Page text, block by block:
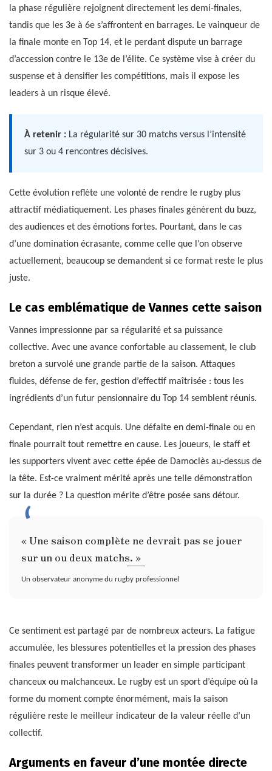
la phase régulière rejoignent directement les demi-finales,
tandis que les 3e à 6e s’affrontent en barrages. Le vainqueur de
la finale monte en Top 14, et le perdant dispute un barrage
d’accession contre le 13e de l’élite. Ce système vise à créer du
suspense et à densifier les compétitions, mais il expose les
leaders à un risque élevé.
À retenir : La régularité sur 30 matchs versus l’intensité
sur 3 ou 4 rencontres décisives.
Cette évolution reflète une volonté de rendre le rugby plus
attractif médiatiquement. Les phases finales génèrent du buzz,
des audiences et des émotions fortes. Pourtant, dans le cas
d’une domination écrasante, comme celle que l’on observe
actuellement, beaucoup se demandent si ce format reste le plus
juste.
Le cas emblématique de Vannes cette saison
Vannes impressionne par sa régularité et sa puissance
collective. Avec une avance confortable au classement, le club
breton a survolé une grande partie de la saison. Attaques
fluides, défense de fer, gestion d’effectif maîtrisée : tous les
ingrédients d’un futur pensionnaire du Top 14 semblent réunis.
Cependant, rien n’est acquis. Une défaite en demi-finale ou en
finale pourrait tout remettre en cause. Les joueurs, le staff et
les supporters vivent avec cette épée de Damoclès au-dessus de
la tête. Est-ce vraiment mérité après une telle démonstration
sur la durée ? La question mérite d’être posée sans détour.
« Une saison complète ne devrait pas se jouer
sur un ou deux matchs. »
Un observateur anonyme du rugby professionnel
Ce sentiment est partagé par de nombreux acteurs. La fatigue
accumulée, les blessures potentielles et la pression des phases
finales peuvent transformer un leader en simple participant
chanceux ou malchanceux. Le rugby est un sport d’équipe où la
forme du moment compte énormément, mais la saison
régulière reste le meilleur indicateur de la valeur réelle d’un
collectif.
Arguments en faveur d’une montée directe